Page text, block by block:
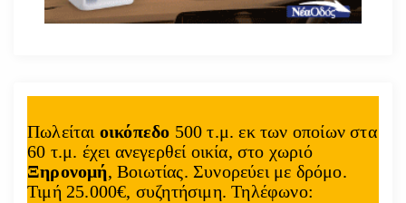
Πωλείται οικόπεδο 500 τ.μ. εκ των οποίων στα
60 τ.μ. έχει ανεγερθεί οικία, στο χωριό
Ξηρονομή, Βοιωτίας. Συνορεύει με δρόμο.
Τιμή 25.000€, συζητήσιμη. Τηλέφωνο: